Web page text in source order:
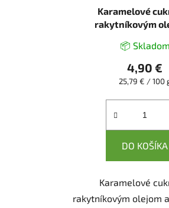
Karamelové
rakytníkovým
📦 Skladom
4,90 €
Jednotková
25,79 € / 100
DO KOŠÍKA
Karamelové
rakytníkovým olejom